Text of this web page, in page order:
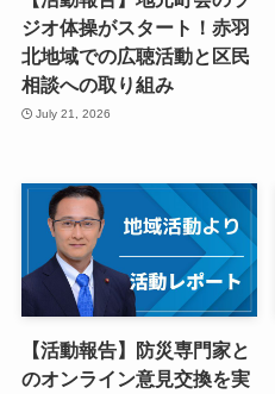
ジオ体操がスタート！赤羽
北地域での広聴活動と区民
相談への取り組み
July 21, 2026
【活動報告】防災専門家と
のオンライン意見交換を実